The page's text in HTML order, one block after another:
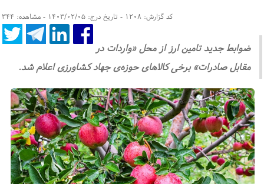
کد گزارش: ۱۲۰۸ - تاریخ درج: ۱۴۰۳/۰۲/۰۵ - مشاهده: ۳۴۴
ضوابط جدید تامین ارز از محل «واردات در
مقابل صادرات» برخی کالاهای حوزه‌ی جهاد کشاورزی اعلام شد.